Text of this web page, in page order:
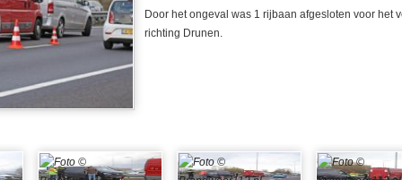
Door het ongeval was 1 rijbaan afgesloten voor het
richting Drunen.